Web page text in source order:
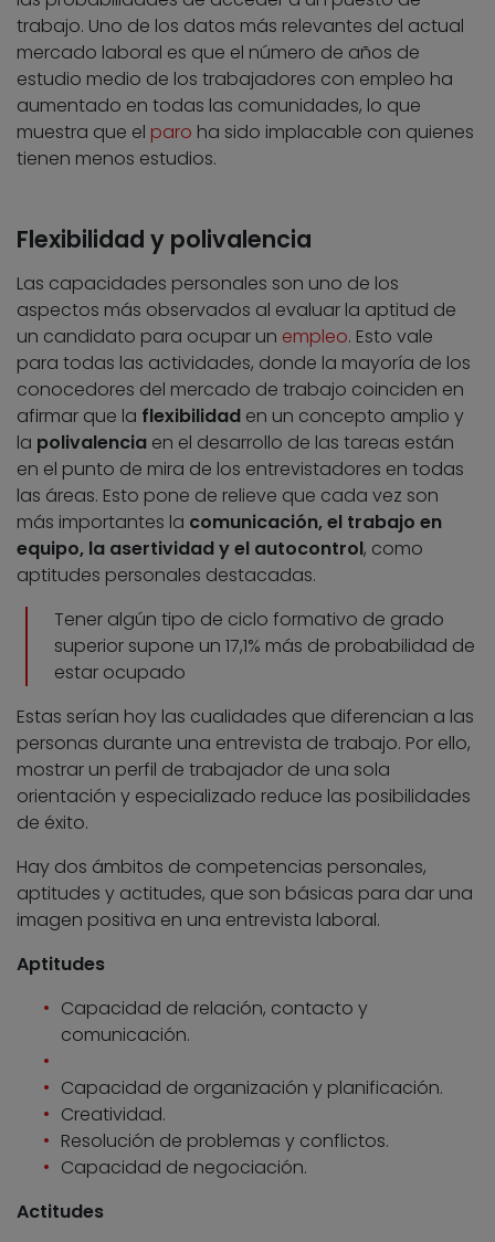
trabajo. Uno de los datos más relevantes del actual
mercado laboral es que el número de años de
estudio medio de los trabajadores con empleo ha
aumentado en todas las comunidades, lo que
muestra que el paro ha sido implacable con quienes
tienen menos estudios.
Flexibilidad y polivalencia
Las capacidades personales son uno de los
aspectos más observados al evaluar la aptitud de
un candidato para ocupar un empleo. Esto vale
para todas las actividades, donde la mayoría de los
conocedores del mercado de trabajo coinciden en
afirmar que la flexibilidad en un concepto amplio y
la polivalencia en el desarrollo de las tareas están
en el punto de mira de los entrevistadores en todas
las áreas. Esto pone de relieve que cada vez son
más importantes la comunicación, el trabajo en
equipo, la asertividad y el autocontrol, como
aptitudes personales destacadas.
Tener algún tipo de ciclo formativo de grado
superior supone un 17,1% más de probabilidad de
estar ocupado
Estas serían hoy las cualidades que diferencian a las
personas durante una entrevista de trabajo. Por ello,
mostrar un perfil de trabajador de una sola
orientación y especializado reduce las posibilidades
de éxito.
Hay dos ámbitos de competencias personales,
aptitudes y actitudes, que son básicas para dar una
imagen positiva en una entrevista laboral.
Aptitudes
Capacidad de relación, contacto y
comunicación.
Capacidad de organización y planificación.
Creatividad.
Resolución de problemas y conflictos.
Capacidad de negociación.
Actitudes